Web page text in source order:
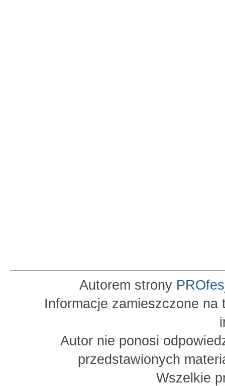
Autorem strony
Informacje zamieszczone
Autor nie ponosi
przedstawionych
Wszelkie